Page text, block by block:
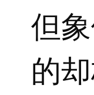
但
的